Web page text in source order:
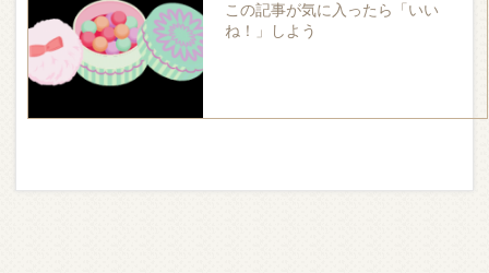
この記事が気に入ったら「いい
ね！」しよう